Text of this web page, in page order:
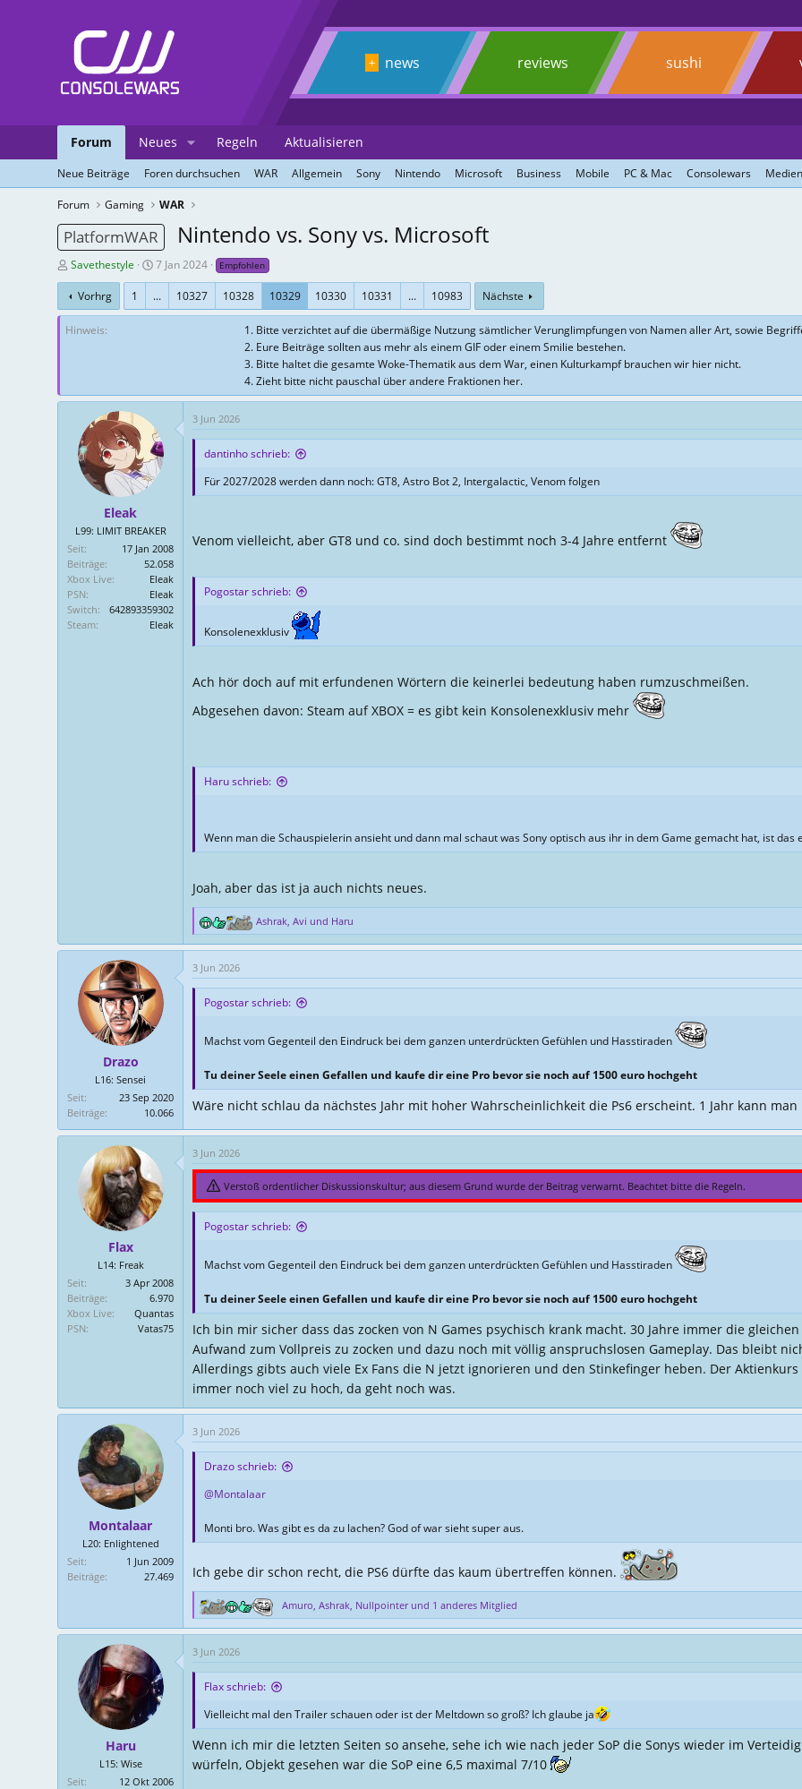
+ news reviews sushi
Forum Neues Regeln Aktualisieren
Neue Beiträge Foren durchsuchen WAR Allgemein Sony Nintendo Microsoft Business Mobile PC & Mac Consolewars
Forum Gaming WAR
PlatformWAR Nintendo vs. Sony vs. Microsoft
T
h
r
e
a
r
Savethestyle
E
r
s
t
n
s
d
a
7 Jan 2024 Empfohlen
Vorhrg 1 ... 10327 10328 10329 10330 10331 ... 10983 Nächste
Hinweis
1. Bitte verzichtet auf die übermäßige Nutzung sämtlicher Verunglimpfungen von Namen aller Art, sowie
2. Eure Beiträge sollten aus mehr als einem GIF oder einem Smilie bestehen.
3. Bitte haltet die gesamte Woke-Thematik aus dem War, einen Kulturkampf brauchen wir hier nicht.
4. Zieht bitte nicht pauschal über andere Fraktionen her.
Eleak
L99: LIMIT BREAKER
Seit
17 Jan 2008
Beiträge
52.058
Xbox Live
Eleak
PSN
Eleak
Switch
642893359302
Steam
Eleak
3 Jun 2026
dantinho schrieb:
Für 2027/2028 werden dann noch: GT8, Astro Bot 2, Intergalactic, Venom folgen
Venom vielleicht, aber GT8 und co. sind doch bestimmt noch 3-4 Jahre entfernt
Pogostar schrieb:
Konsolenexklusiv
Ach hör doch auf mit erfundenen Wörtern die keinerlei bedeutung haben rumzuschmeißen.
Abgesehen davon: Steam auf XBOX = es gibt kein Konsolenexklusiv mehr
Haru schrieb:
Wenn man die Schauspielerin ansieht und dann mal schaut was Sony optisch aus ihr in dem Game gemacht hat, ist das
Joah, aber das ist ja auch nichts neues.
R
e
k
t
Ashrak, Avi und Haru
Drazo
L16: Sensei
Seit
23 Sep 2020
Beiträge
10.066
3 Jun 2026
Pogostar schrieb:
Machst vom Gegenteil den Eindruck bei dem ganzen unterdrückten Gefühlen und Hasstiraden
Tu deiner Seele einen Gefallen und kaufe dir eine Pro bevor sie noch auf 1500 euro hochgeht
Wäre nicht schlau da nächstes Jahr mit hoher Wahrscheinlichkeit die Ps6 erscheint. 1 Jahr kann
Flax
L14: Freak
Seit
3 Apr 2008
Beiträge
6.970
Xbox Live
Quantas
PSN
Vatas75
3 Jun 2026
Verstoß ordentlicher Diskussionskultur
Pogostar schrieb:
Machst vom Gegenteil den Eindruck bei dem ganzen unterdrückten Gefühlen und Hasstiraden
Tu deiner Seele einen Gefallen und kaufe dir eine Pro bevor sie noch auf 1500 euro hochgeht
Ich bin mir sicher dass das zocken von N Games psychisch krank macht. 30 Jahre immer die
Aufwand zum Vollpreis zu zocken und dazu noch mit völlig anspruchslosen Gameplay. Das bleibt
Allerdings gibts auch viele Ex Fans die N jetzt ignorieren und den Stinkefinger heben. Der
immer noch viel zu hoch, da geht noch was.
Montalaar
L20: Enlightened
Seit
1 Jun 2009
Beiträge
27.469
3 Jun 2026
Drazo schrieb:
@Montalaar
Monti bro. Was gibt es da zu lachen? God of war sieht super aus.
Ich gebe dir schon recht, die PS6 dürfte das kaum übertreffen können.
R
e
k
t
n
:
Amuro, Ashrak, Nullpointerund 1 anderes Mitglied
Haru
L15: Wise
Seit
12 Okt 2006
3 Jun 2026
Flax schrieb:
Vielleicht mal den Trailer schauen oder ist der Meltdown so groß? Ich glaube ja
Wenn ich mir die letzten Seiten so ansehe, sehe ich wie nach jeder SoP die Sonys wieder im
würfeln, Objekt gesehen war die SoP eine 6,5 maximal 7/10